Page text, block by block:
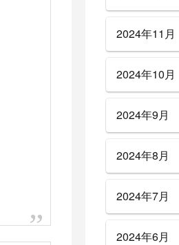
2024年11月
2024年10月
2024年9月
2024年8月
2024年7月
2024年6月